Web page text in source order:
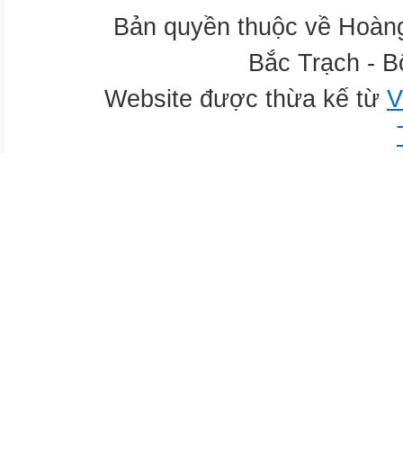
Bản quyền thuộc về
Bắc Trạch -
Website được thừa kế từ